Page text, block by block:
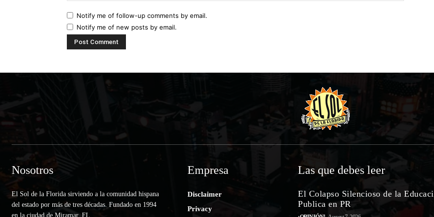
Notify me of follow-up comments by email.
Notify me of new posts by email.
Nosotros
El Sol de la Florida sirviendo a la comunidad hispana
del estado por más de tres décadas. Fundado en 1994
en la ciudad de Miramar, FL.
Empresa
Disclaimer
Privacy
Las que debes leer
El Colapso Silencioso de la
Publica en PR